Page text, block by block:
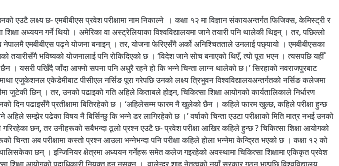
एउटै लक्ष्य छ- एमबीबीएस प्रवेश परीक्षामा नाम निकाल्ने । कक्षा १२ मा विज्ञान संकायअन्तर्गत फिजिक्स, केमिस्ट्री र
अध्ययन गर्ने थियो । अमेरिका वा अस्ट्रेलियाका विश्वविद्यालयमा जाने तयारी पनि थालेकी थिइन् । तर, पछिल्लो
एमबीबीएस पढ्ने योजना बनाइन् । तर, योजना फेरिएसँगै अर्को अनिश्चितताले उनलाई पछ्यायो । एमबीबीएसका
भविष्यको योजनालाई पनि रोकिदिएको छ । ‘विदेश जाने सोच बनाएको थिएँ, त्यो पूरा भएन । त्यसपछि यहीँ
। यसरी पर्खिँदै जाँदा आफ्नो सपना पनि अधुरै रहने हो कि भन्ने चिन्ता लाग्न थालेको छ।’ सिरहाको नवराजपुरबाट
एजुकेशनल एकेडेमीबाट पीसीएल नर्सिङ पूरा गरेपछि उनको लक्ष्य त्रिभुवन विश्वविद्यालयअन्तर्गतको नर्सिङ कलेजमा
जुटेकी छिन् । तर, उनको पढाइको गति अहिले किताबले होइन, चिकित्सा शिक्षा आयोगको कार्यतालिकाले निर्धारण
पढाइसँगै प्रतीक्षामा बितिरहेको छ । ‘अहिलेसम्म फारम नै खुलेको छैन । कहिले फारम खुल्छ, कहिले परीक्षा हुन्छ
सम्झेर पढेका विषय नै बिर्सिन्छु कि भन्ने डर लागिरहेको छ ।’ वर्षाको चिन्ता एउटा परीक्षाको मिति मात्र नभई उनको
छन्, तर उनीहरूको सबैभन्दा ठूलो प्रश्न एउटै छ- प्रवेश परीक्षा आखिर कहिले हुन्छ ? चिकित्सा शिक्षा आयोगको
चिन्ता अब परीक्षामा कस्तो प्रश्न आउला भन्नेभन्दा पनि परीक्षा कहिले होला भन्नेमा केन्द्रित भएको छ । कक्षा १२ को
छन् । इन्जिनियर क्षेत्रमा अध्ययन गर्नेहरू समेत कलेज गइरहेको अवस्थामा चिकित्सा शिक्षामा एकिकृत प्रवेश